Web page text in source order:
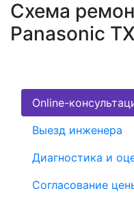
Схема
Panasonic
Online-
Выезд инженера
Диагностика и
Согласование